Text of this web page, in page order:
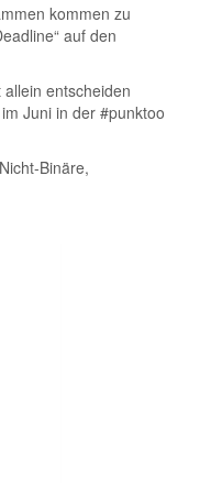
kommen zu
auf den
entscheiden
Juni in der #punktoo
Binäre,